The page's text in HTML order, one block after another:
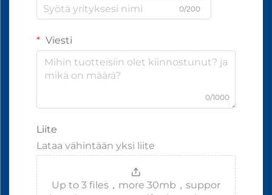
0/200
Viesti
0/1000
Liite
Lataa vähintään yksi liite
Up to 3 files，more 30mb，suppor